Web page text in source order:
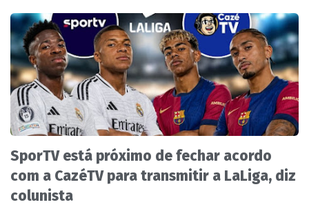
SporTV está próximo de fechar acordo
com a CazéTV para transmitir a LaLiga, diz
colunista